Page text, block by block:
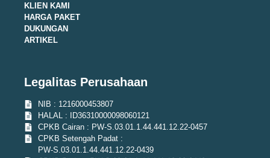
KLIEN KAMI
HARGA PAKET
DUKUNGAN
ARTIKEL
Legalitas Perusahaan
NIB : 1216000453807
HALAL : ID36310000098060121
CPKB Cairan : PW-S.03.01.1.44.441.12.22-0457
CPKB Setengah Padat :
PW-S.03.01.1.44.441.12.22-0439